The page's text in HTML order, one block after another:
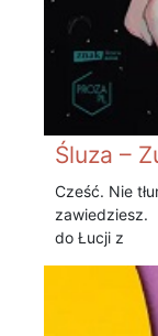
Śluza –
Cześć. Nie
zawiedziesz.
do Łucji z